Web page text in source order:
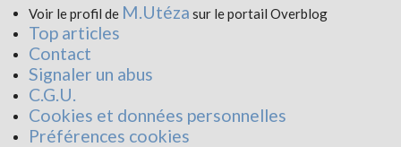
Voir le profil de M.Utéza sur le portail Overblog
Top articles
Contact
Signaler un abus
C.G.U.
Cookies et données personnelles
Préférences cookies